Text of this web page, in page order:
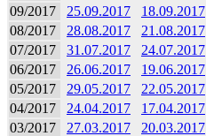
09/2017
25.09.2017 18.09.2017
08/2017
28.08.2017 21.08.2017
07/2017
31.07.2017 24.07.2017
06/2017
26.06.2017 19.06.2017
05/2017
29.05.2017 22.05.2017
04/2017
24.04.2017 17.04.2017
03/2017
27.03.2017 20.03.2017